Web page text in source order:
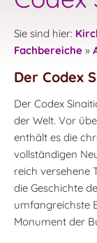
Sie sind hier:
Fachbereiche »
Der Codex
Der Codex
der Welt. Vor
enthält es die
vollständigen
reich versehene
die Geschichte
umfangreichste
Monument der